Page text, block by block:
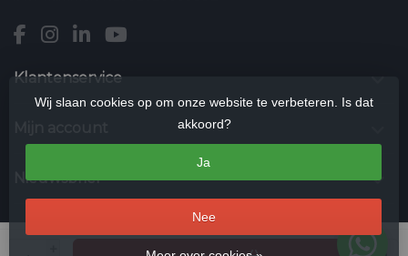
Klantenservice
Nieuwsbrief
Wij slaan cookies op om onze website te verbeteren. Is dat
akkoord?
Ja
Nee
© Copyright 2026 Wijn en Druif | Kwaliteitswijnen & Wijnproeverijen in